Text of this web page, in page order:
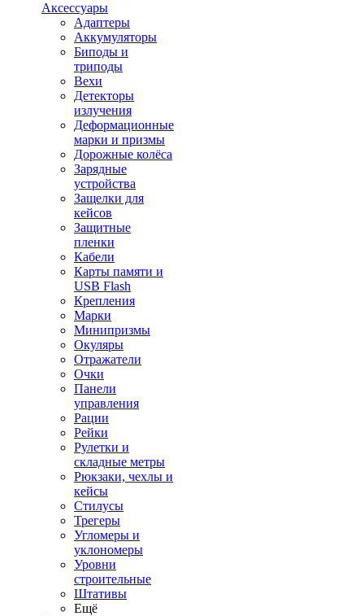
Аксессуары
Адаптеры
Аккумуляторы
Биподы и
триподы
Вехи
Детекторы
излучения
Деформационные
марки и призмы
Дорожные колёса
Зарядные
устройства
Защелки для
кейсов
Защитные
пленки
Кабели
Карты памяти и
USB Flash
Крепления
Марки
Минипризмы
Окуляры
Отражатели
Очки
Панели
управления
Рации
Рейки
Рулетки и
складные метры
Рюкзаки, чехлы и
кейсы
Стилусы
Трегеры
Угломеры и
уклономеры
Уровни
строительные
Штативы
Ещё